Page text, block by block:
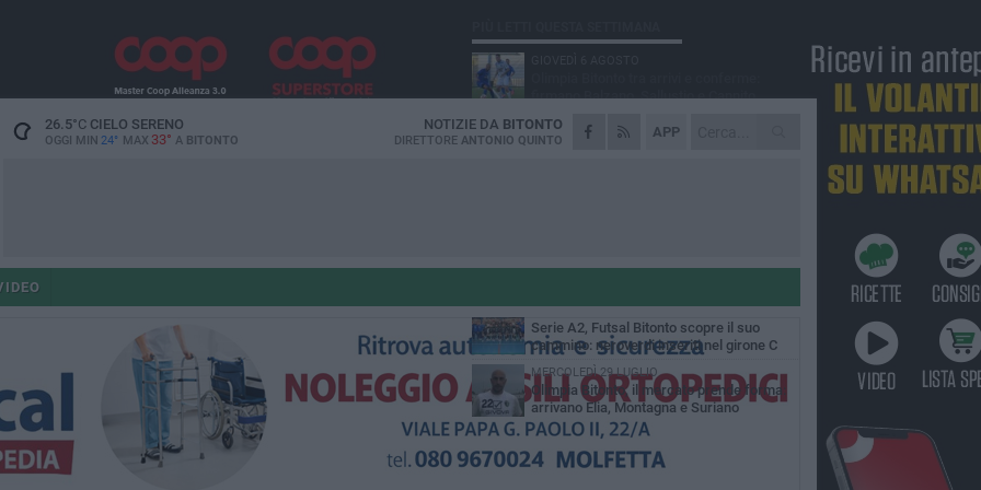
26.5°CCIELO SERENO
OGGI MIN 24° MAX 33° A BITONTO
APP
NOTIZIE DA BITONTO
DIRETTORE ANTONIO QUINTO
firmano Balzano, Sallustio e Cannito
LUNEDÌ 3 AGOSTO
Bitonto C5, mercato senza sosta: arriva
Bitonto C5, colpo da novanta: arriva la
GIOVEDÌ 6 AGOSTO
Serie A2, Futsal Bitonto scopre il suo
cammino: neroverdi inseriti nel girone C
MERCOLEDÌ 29 LUGLIO
Olimpia Bitonto, il mercato prende forma:
arrivano Elia, Montagna e Suriano